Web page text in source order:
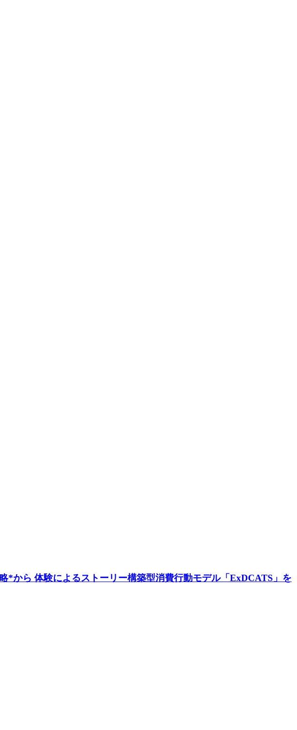
ら 体験によるストーリー構築型消費行動モデル「ExDCATS」を